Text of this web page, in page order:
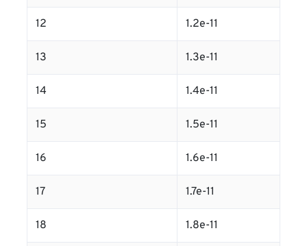
12 1.2e-11
13 1.3e-11
14 1.4e-11
15 1.5e-11
16 1.6e-11
17 1.7e-11
18 1.8e-11